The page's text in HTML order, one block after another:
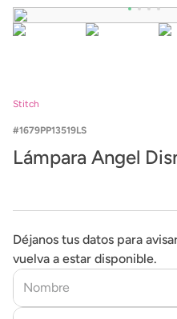
Stitch
1679PP13519LS
Lámpara Angel
Déjanos tus datos para
vuelva a estar disponible.